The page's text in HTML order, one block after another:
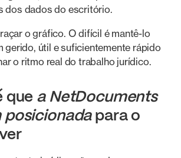
dos dados do escritório.
o gráfico. O difícil é mantê-lo
gerido, útil e suficientemente rápido
o ritmo real do trabalho jurídico.
que a NetDocuments
posicionadapara o